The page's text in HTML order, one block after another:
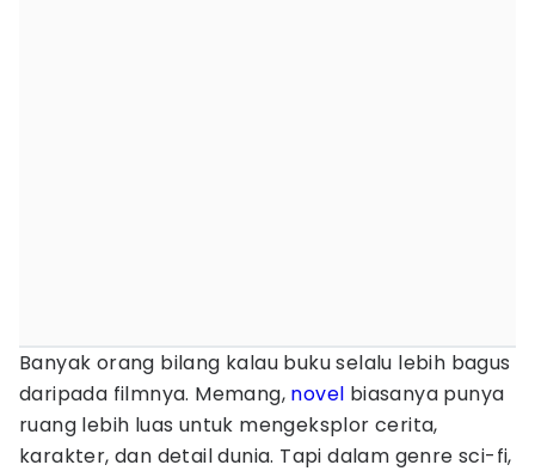
Banyak orang bilang kalau buku selalu lebih bagus
daripada filmnya. Memang, novel biasanya punya
ruang lebih luas untuk mengeksplor cerita,
karakter, dan detail dunia. Tapi dalam genre sci-fi,